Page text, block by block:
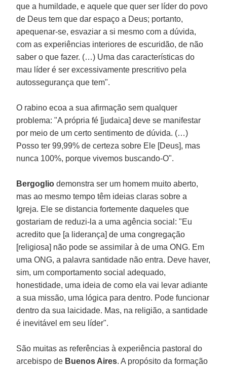
que a humildade, e aquele que quer ser líder do povo
de Deus tem que dar espaço a Deus; portanto,
apequenar-se, esvaziar a si mesmo com a dúvida,
com as experiências interiores de escuridão, de não
saber o que fazer. (…) Uma das características do
mau líder é ser excessivamente prescritivo pela
autossegurança que tem".
O rabino ecoa a sua afirmação sem qualquer
problema: "A própria fé [judaica] deve se manifestar
por meio de um certo sentimento de dúvida. (…)
Posso ter 99,99% de certeza sobre Ele [Deus], mas
nunca 100%, porque vivemos buscando-O".
Bergogliodemonstra ser um homem muito aberto,
mas ao mesmo tempo têm ideias claras sobre a
Igreja. Ele se distancia fortemente daqueles que
gostariam de reduzi-la a uma agência social: "Eu
acredito que [a liderança] de uma congregação
[religiosa] não pode se assimilar à de uma ONG. Em
uma ONG, a palavra santidade não entra. Deve haver,
sim, um comportamento social adequado,
honestidade, uma ideia de como ela vai levar adiante
a sua missão, uma lógica para dentro. Pode funcionar
dentro da sua laicidade. Mas, na religião, a santidade
é inevitável em seu líder".
São muitas as referências à experiência pastoral do
arcebispo de Buenos Aires. A propósito da formação